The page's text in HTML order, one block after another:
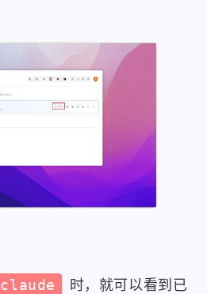
claude
时，就可以看到已